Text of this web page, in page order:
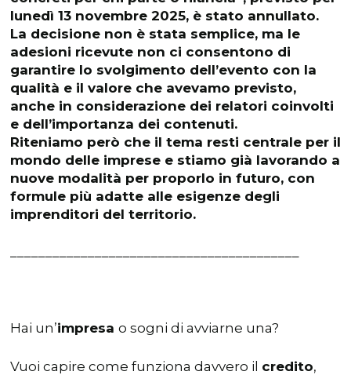
lunedì 13 novembre 2025, è stato annullato.
La decisione non è stata semplice, ma le
adesioni ricevute non ci consentono di
garantire lo svolgimento dell’evento con la
qualità e il valore che avevamo previsto,
anche in considerazione dei relatori coinvolti
e dell’importanza dei contenuti.
Riteniamo però che il tema resti centrale per il
mondo delle imprese e stiamo già lavorando a
nuove modalità per proporlo in futuro, con
formule più adatte alle esigenze degli
imprenditori del territorio.
Hai un’impresa o sogni di avviarne una?
Vuoi capire come funziona davvero il credito,